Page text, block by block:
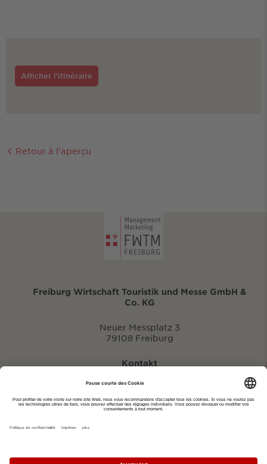
Afficher l'itinéraire
Retour à l'aperçu
Freiburg Wirtschaft Touristik und Messe GmbH &
Co. KG
Neuer Messplatz 3
79108 Freiburg
Kontakt
eventportal@fwtm.de